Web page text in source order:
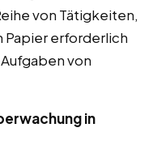
von Tätigkeiten,
Papier erforderlich
von
in